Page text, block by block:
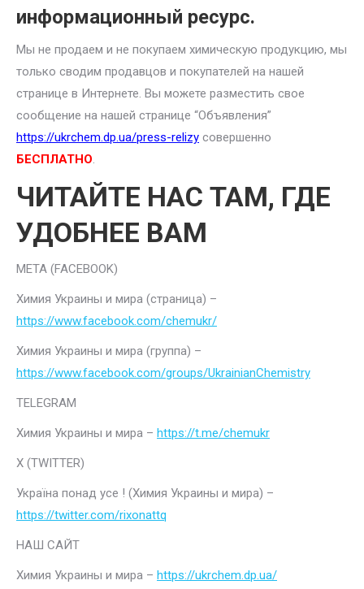
информационный ресурс.
Мы не продаем и не покупаем химическую продукцию, мы
только сводим продавцов и покупателей на нашей
странице в Интернете. Вы можете разместить свое
сообщение на нашей странице “Объявления”
https://ukrchem.dp.ua/press-relizy совершенно
БЕСПЛАТНО.
ЧИТАЙТЕ НАС ТАМ, ГДЕ
УДОБНЕЕ ВАМ
META (FACEBOOK)
Химия Украины и мира (страница) –
https://www.facebook.com/chemukr/
Химия Украины и мира (группа) –
https://www.facebook.com/groups/UkrainianChemistry
TELEGRAM
Химия Украины и мира – https://t.me/chemukr
Х (TWITTER)
Україна понад усе ! (Химия Украины и мира) –
https://twitter.com/rixonattq
НАШ САЙТ
Химия Украины и мира – https://ukrchem.dp.ua/